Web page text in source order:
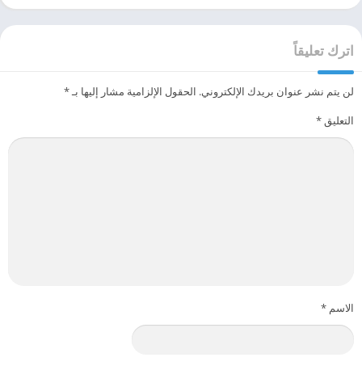
اترك تعليقاً
لن يتم نشر عنوان بريدك الإلكتروني. الحقول الإلزامية مشار إليها بـ*
التعليق *
الاسم *